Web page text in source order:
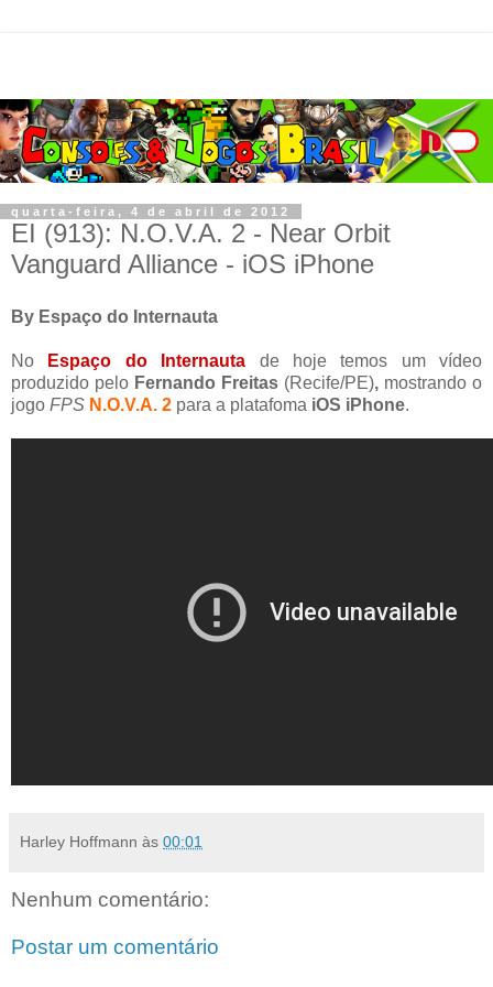
quarta-feira, 4 de abril de 2012
EI (913): N.O.V.A. 2 - Near Orbit
Vanguard Alliance - iOS iPhone
By Espaço do Internauta
No Espaço do Internauta de hoje temos um vídeo
produzido pelo Fernando Freitas (Recife/PE), mostrando o
jogo FPS N.O.V.A. 2 para a platafoma iOS iPhone.
Harley Hoffmann às 00:01
Nenhum comentário:
Postar um comentário